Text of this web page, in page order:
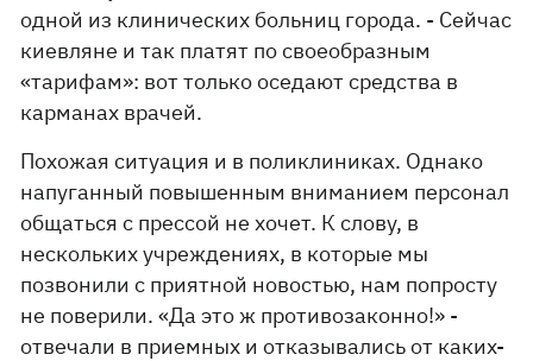
одной из клинических больниц города. - Сейчас
киевляне и так платят по своеобразным
«тарифам»: вот только оседают средства в
карманах врачей.
Похожая ситуация и в поликлиниках. Однако
напуганный повышенным вниманием персонал
общаться с прессой не хочет. К слову, в
нескольких учреждениях, в которые мы
позвонили с приятной новостью, нам попросту
не поверили. «Да это ж противозаконно!» -
отвечали в приемных и отказывались от каких-